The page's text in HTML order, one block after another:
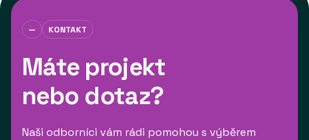
— KONTAKT
Máte projekt
nebo dotaz?
Naši odborníci vám rádi pomohou s výběrem